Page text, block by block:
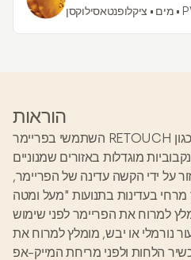
מים • ציקלופנטאסילוקסן • PVP • דימתיקון • פוליסיליקון-11 •
גלוקוזיד דציל • פוליסורבט 60 • פוליתילסן-10 סטארט •
הוראות
השתמשי בפריימר RETOUCH באזורים ה"בעייתיים" שלך כגון
מוגדלות באזורים שמנוניים
על ידי הקשה עדינה של הפריימר,
למרוח את הפריימר לפני שימוש
נורמלי או יבש, מומלץ למרוח את